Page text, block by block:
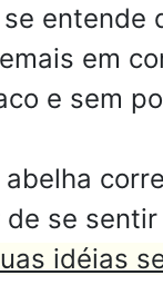
entende
em
e sem
abelha
se
idéias